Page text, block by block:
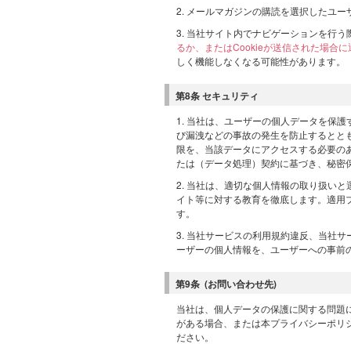
2. メールマガジンの購読を選択したユ
3. 当社サイト内でナビゲーションを行
るか、またはCookieが送信された場合
しく機能しなくなる可能性があります。
第8条 セキュリティ
1. 当社は、ユーザーの個人データを保
び漏洩などの事故の発生を防止すると
限を、当該データにアクセスする必要
たは（データ処理）契約に基づき、秘密
2. 当社は、適切な個人情報の取り扱い
イト等に対する教育を徹底します。適
す。
3. 当社サービスの利用規約違反、当社
ーザーの個人情報を、ユーザーへの事
第9条 (お問い合わせ先)
当社は、個人データの保護に関する問
がある場合、または本プライバシーポ
ださい。